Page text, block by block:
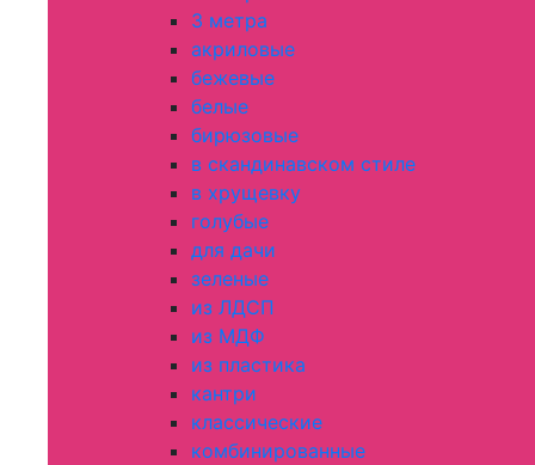
3 метра
акриловые
бежевые
белые
бирюзовые
в скандинавском стиле
в хрущевку
голубые
для дачи
зеленые
из ЛДСП
из МДФ
из пластика
кантри
классические
комбинированные